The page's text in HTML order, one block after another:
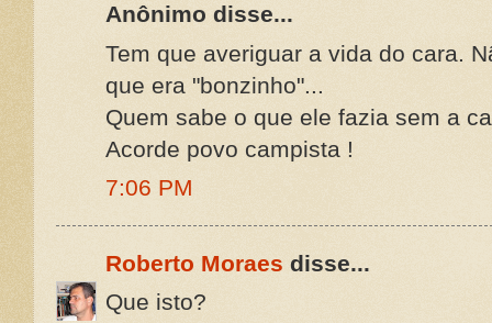
Anônimo disse...
Tem que averiguar a vida do cara.
que era "bonzinho"...
Quem sabe o que ele fazia sem a
Acorde povo campista !
7:06 PM
Roberto Moraes disse...
Que isto?